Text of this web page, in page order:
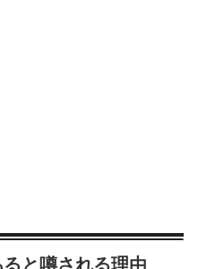
と噂される理由